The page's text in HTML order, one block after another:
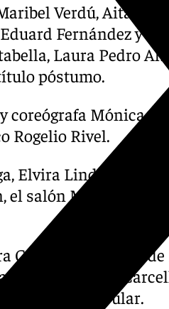
Verdú, Aitana
Fernández y
Laura Pedro
póstumo.
coreógrafa Mónica
Rogelio Rivel.
Elvira Lindo, Antònia
el salón Manga
Gamarra, Cristina de
artístico Cabello/
Estampa Popular.